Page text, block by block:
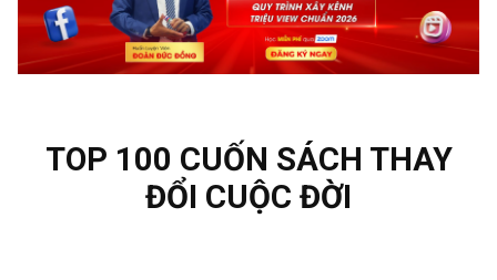
TOP 100 CUỐN SÁCH THAY
ĐỔI CUỘC ĐỜI